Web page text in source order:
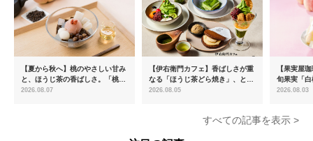
【夏から秋へ】桃のやさしい甘み
と、ほうじ茶の香ばしさ。「桃と
ほうじ茶のあんみつ」を8月中旬
2026.08.07
【伊右衛門カフェ】香ばしさが重
なる「ほうじ茶どら焼き」、とろ
ける「宇治抹茶ティラミス」が新
2026.08.05
【果実屋
旬果実「
限定販売
2026.08.03
すべての記事を表示 >